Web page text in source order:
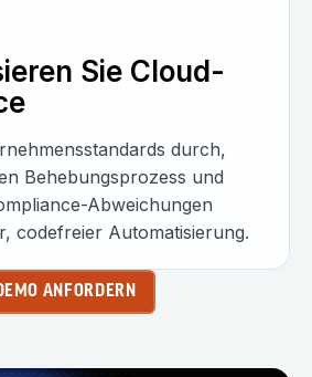
Sie Cloud-
durch,
Behebungsprozess und
Abweichungen
codefreier Automatisierung.
ANFORDERN